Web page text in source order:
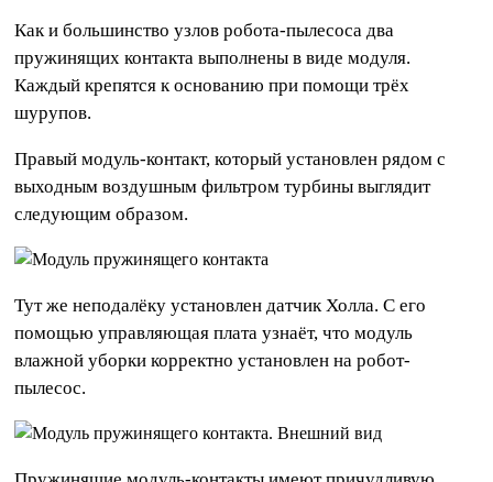
Как и большинство узлов робота-пылесоса два
пружинящих контакта выполнены в виде модуля.
Каждый крепятся к основанию при помощи трёх
шурупов.
Правый модуль-контакт, который установлен рядом с
выходным воздушным фильтром турбины выглядит
следующим образом.
Тут же неподалёку установлен датчик Холла. С его
помощью управляющая плата узнаёт, что модуль
влажной уборки корректно установлен на робот-
пылесос.